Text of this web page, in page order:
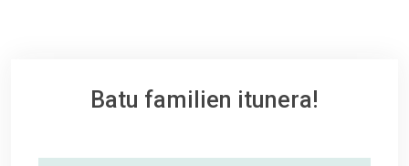
Batu familien itunera!